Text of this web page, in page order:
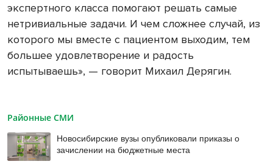
экспертного класса помогают решать самые
нетривиальные задачи. И чем сложнее случай, из
которого мы вместе с пациентом выходим, тем
большее удовлетворение и радость
испытываешь», — говорит Михаил Дерягин.
Районные СМИ
Новосибирские вузы опубликовали приказы о
зачислении на бюджетные места